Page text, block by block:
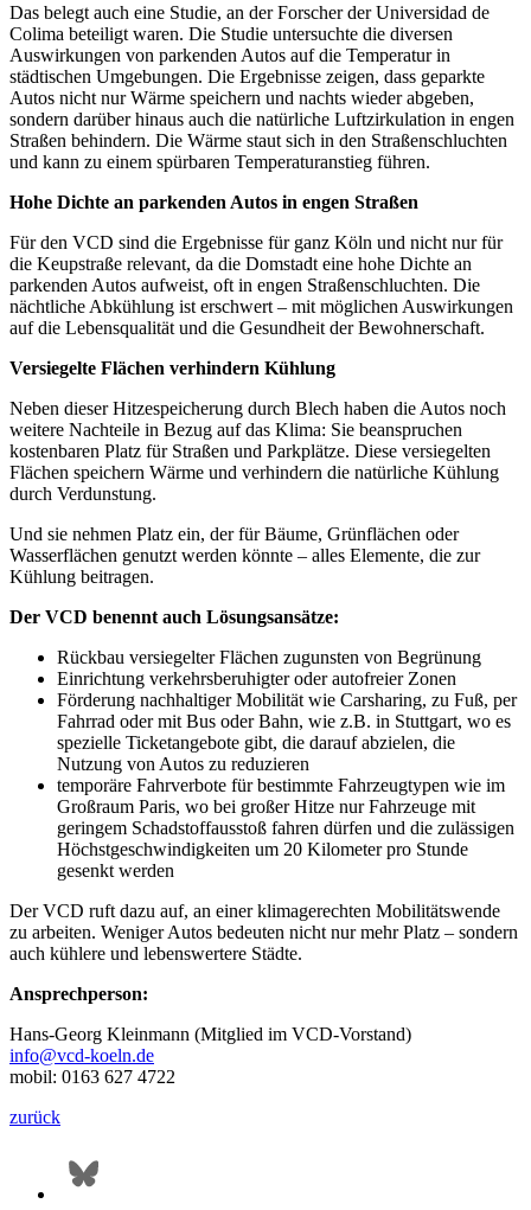
Das belegt auch eine Studie, an der Forscher der Universidad de
Colima beteiligt waren. Die Studie untersuchte die diversen
Auswirkungen von parkenden Autos auf die Temperatur in
städtischen Umgebungen. Die Ergebnisse zeigen, dass geparkte
Autos nicht nur Wärme speichern und nachts wieder abgeben,
sondern darüber hinaus auch die natürliche Luftzirkulation in engen
Straßen behindern. Die Wärme staut sich in den Straßenschluchten
und kann zu einem spürbaren Temperaturanstieg führen.
Hohe Dichte an parkenden Autos in engen Straßen
Für den VCD sind die Ergebnisse für ganz Köln und nicht nur für
die Keupstraße relevant, da die Domstadt eine hohe Dichte an
parkenden Autos aufweist, oft in engen Straßenschluchten. Die
nächtliche Abkühlung ist erschwert – mit möglichen Auswirkungen
auf die Lebensqualität und die Gesundheit der Bewohnerschaft.
Versiegelte Flächen verhindern Kühlung
Neben dieser Hitzespeicherung durch Blech haben die Autos noch
weitere Nachteile in Bezug auf das Klima: Sie beanspruchen
kostenbaren Platz für Straßen und Parkplätze. Diese versiegelten
Flächen speichern Wärme und verhindern die natürliche Kühlung
durch Verdunstung.
Und sie nehmen Platz ein, der für Bäume, Grünflächen oder
Wasserflächen genutzt werden könnte – alles Elemente, die zur
Kühlung beitragen.
Der VCD benennt auch Lösungsansätze:
Rückbau versiegelter Flächen zugunsten von Begrünung
Einrichtung verkehrsberuhigter oder autofreier Zonen
Förderung nachhaltiger Mobilität wie Carsharing, zu Fuß, per
Fahrrad oder mit Bus oder Bahn, wie z.B. in Stuttgart, wo es
spezielle Ticketangebote gibt, die darauf abzielen, die
Nutzung von Autos zu reduzieren
temporäre Fahrverbote für bestimmte Fahrzeugtypen wie im
Großraum Paris, wo bei großer Hitze nur Fahrzeuge mit
geringem Schadstoffausstoß fahren dürfen und die zulässigen
Höchstgeschwindigkeiten um 20 Kilometer pro Stunde
gesenkt werden
Der VCD ruft dazu auf, an einer klimagerechten Mobilitätswende
zu arbeiten. Weniger Autos bedeuten nicht nur mehr Platz – sondern
auch kühlere und lebenswertere Städte.
Ansprechperson:
Hans-Georg Kleinmann (Mitglied im VCD-Vorstand)
info@vcd-koeln.de
mobil: 0163 627 4722
zurück